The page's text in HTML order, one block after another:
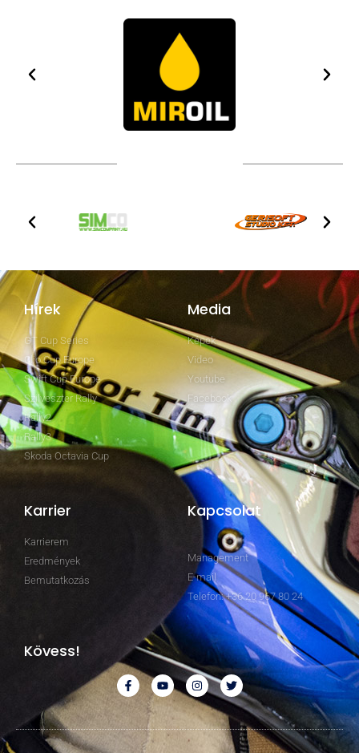
Hírek
GT Cup Series
Clio Cup Europe
Swift Cup Europe
Szilveszter Rally
Rally2
Rally3
Skoda Octavia Cup
Media
Képek
Video
Youtube
Facebook
Karrier
Karrierem
Eredmények
Bemutatkozás
Kapcsolat
Management
E-mail
Telefon: +36 20 967 80 24
Kövess!